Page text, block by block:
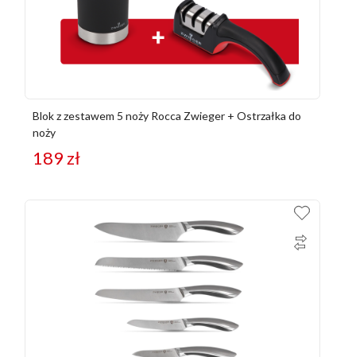
Blok z zestawem 5 noży Rocca Zwieger + Ostrzałka do
noży
189zł